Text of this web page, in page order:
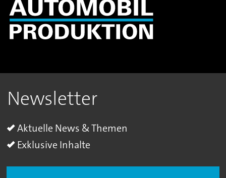
Newsletter
Aktuelle News & Themen
Exklusive Inhalte